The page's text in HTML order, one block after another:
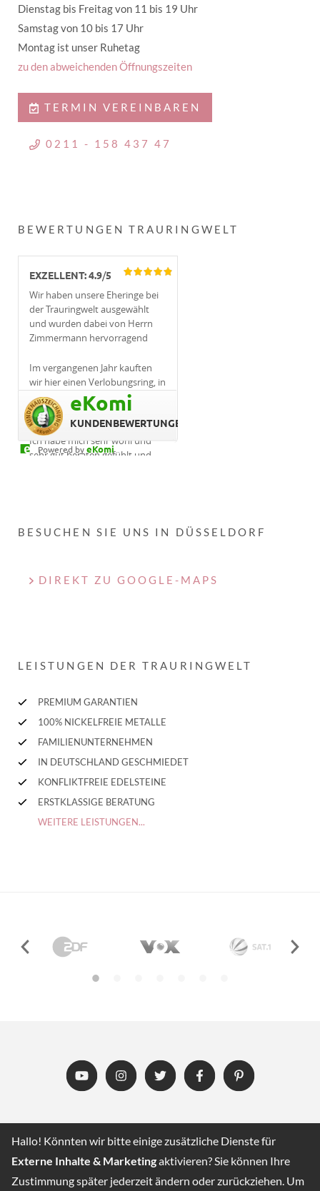
Dienstag bis Freitag von 11 bis 19 Uhr
Samstag von 10 bis 17 Uhr
Montag ist unser Ruhetag
zu den abweichenden Öffnungszeiten
TERMIN VEREINBAREN
0211 - 158 437 47
BEWERTUNGEN TRAURINGWELT
EXZELLENT:4.9/5
Wir haben unsere Eheringe bei
der Trauringwelt ausgewählt
und wurden dabei von Herrn
Zimmermann hervorragend
uns, dass sich die Ringe auch
nachträglich noch individuell
anpassen lassen, beispielsweise
durch das Hinzufügen weiterer
Steine. Genau diese Wünsche
wurden berücksichtigt. Der
Kontakt war durchweg
traumhafte Produkte erhalten.
eKomi
KUNDENBEWERTUNGEN
powered by eKomi
BESUCHEN SIE UNS IN DÜSSELDORF
DIREKT ZU GOOGLE-MAPS
LEISTUNGEN DER TRAURINGWELT
PREMIUM GARANTIEN
100% NICKELFREIE METALLE
FAMILIENUNTERNEHMEN
IN DEUTSCHLAND GESCHMIEDET
KONFLIKTFREIE EDELSTEINE
ERSTKLASSIGE BERATUNG
WEITERE LEISTUNGEN...
YouTube
Instagram
Twitter
Hallo! Könnten wir bitte einige zusätzliche Dienste für
Externe Inhalte & Marketingaktivieren? Sie können Ihre
Zustimmung später jederzeit ändern oder zurückziehen. Um